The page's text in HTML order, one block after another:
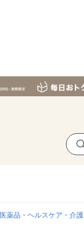
医薬品・ヘルスケア・介護